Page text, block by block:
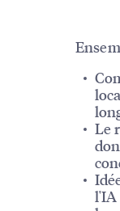
Le
l'IA